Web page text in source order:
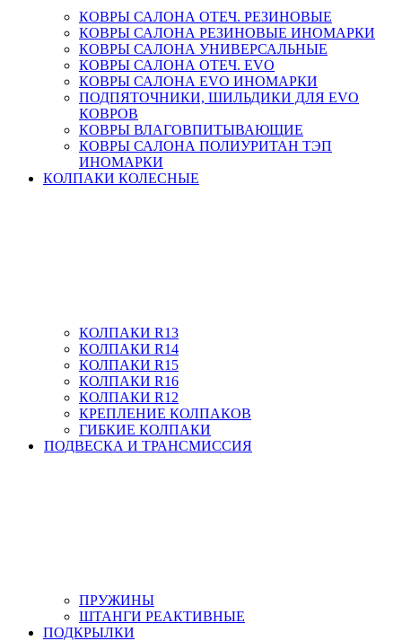
КОВРЫ САЛОНА ОТЕЧ. РЕЗИНОВЫЕ
КОВРЫ САЛОНА РЕЗИНОВЫЕ ИНОМАРКИ
КОВРЫ САЛОНА УНИВЕРСАЛЬНЫЕ
КОВРЫ САЛОНА ОТЕЧ. EVO
КОВРЫ САЛОНА EVO ИНОМАРКИ
ПОДПЯТОЧНИКИ, ШИЛЬДИКИ ДЛЯ EVO
КОВРОВ
КОВРЫ ВЛАГОВПИТЫВАЮЩИЕ
КОВРЫ САЛОНА ПОЛИУРИТАН ТЭП
ИНОМАРКИ
КОЛПАКИ КОЛЕСНЫЕ
КОЛПАКИ R13
КОЛПАКИ R14
КОЛПАКИ R15
КОЛПАКИ R16
КОЛПАКИ R12
КРЕПЛЕНИЕ КОЛПАКОВ
ГИБКИЕ КОЛПАКИ
ПОДВЕСКА И ТРАНСМИССИЯ
ПРУЖИНЫ
ШТАНГИ РЕАКТИВНЫЕ
ПОДКРЫЛКИ